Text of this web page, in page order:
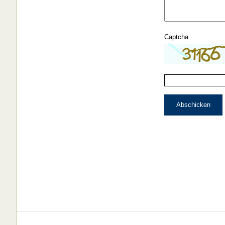
Captcha
Abschicken